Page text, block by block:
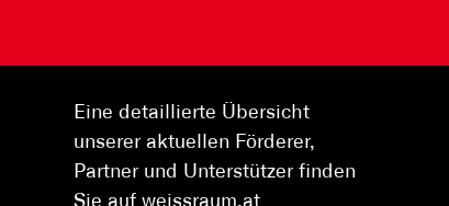
Eine detaillierte Übersicht
unserer aktuellen Förderer,
Partner und Unterstützer finden
Sie auf weissraum.at